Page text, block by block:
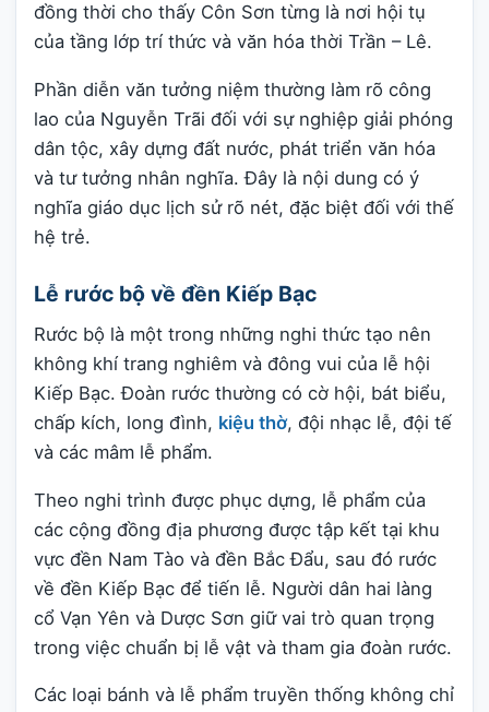
đồng thời cho thấy Côn Sơn từng là nơi hội tụ
của tầng lớp trí thức và văn hóa thời Trần – Lê.
Phần diễn văn tưởng niệm thường làm rõ công
lao của Nguyễn Trãi đối với sự nghiệp giải phóng
dân tộc, xây dựng đất nước, phát triển văn hóa
và tư tưởng nhân nghĩa. Đây là nội dung có ý
nghĩa giáo dục lịch sử rõ nét, đặc biệt đối với thế
hệ trẻ.
Lễ rước bộ về đền Kiếp Bạc
Rước bộ là một trong những nghi thức tạo nên
không khí trang nghiêm và đông vui của lễ hội
Kiếp Bạc. Đoàn rước thường có cờ hội, bát biểu,
chấp kích, long đình, kiệu thờ, đội nhạc lễ, đội tế
và các mâm lễ phẩm.
Theo nghi trình được phục dựng, lễ phẩm của
các cộng đồng địa phương được tập kết tại khu
vực đền Nam Tào và đền Bắc Đẩu, sau đó rước
về đền Kiếp Bạc để tiến lễ. Người dân hai làng
cổ Vạn Yên và Dược Sơn giữ vai trò quan trọng
trong việc chuẩn bị lễ vật và tham gia đoàn rước.
Các loại bánh và lễ phẩm truyền thống không chỉ